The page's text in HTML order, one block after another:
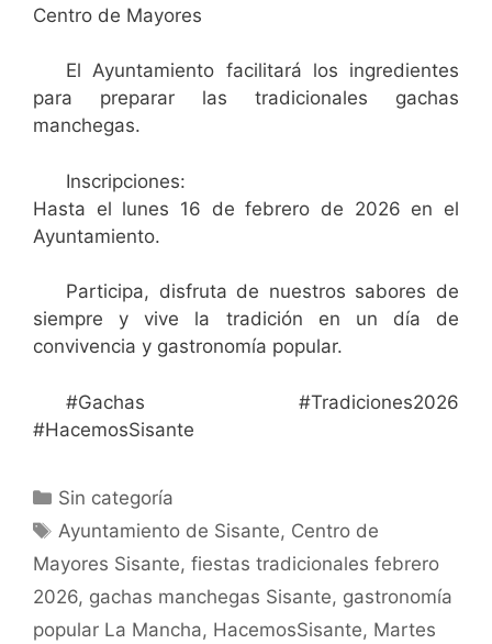
Centro de Mayores
El Ayuntamiento facilitará los ingredientes
para preparar las tradicionales gachas
manchegas.
Inscripciones:
Hasta el lunes 16 de febrero de 2026 en el
Ayuntamiento.
Participa, disfruta de nuestros sabores de
siempre y vive la tradición en un día de
convivencia y gastronomía popular.
#Gachas #Tradiciones2026
#HacemosSisante
Sin categoría
Ayuntamiento de Sisante, Centro de
Mayores Sisante, fiestas tradicionales febrero
2026, gachas manchegas Sisante, gastronomía
popular La Mancha, HacemosSisante, Martes